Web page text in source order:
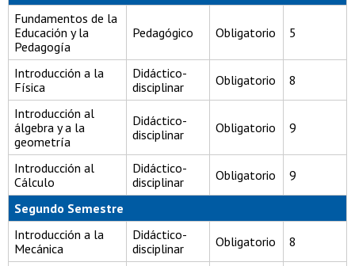
Fundamentos de la
Educación y la
Pedagogía
Pedagógico Obligatorio 5
Introducción a la
Física
Didáctico-
disciplinar
Obligatorio 8
Introducción al
álgebra y a la
geometría
Didáctico-
disciplinar
Obligatorio 9
Introducción al
Cálculo
Didáctico-
disciplinar
Obligatorio 9
Segundo Semestre
Introducción a la
Mecánica
Didáctico-
disciplinar
Obligatorio 8